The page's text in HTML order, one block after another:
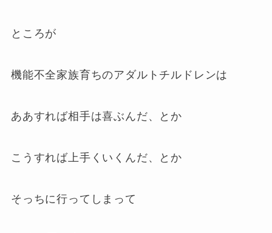
ところが
機能不全家族育ちのアダルトチルドレンは
ああすれば相手は喜ぶんだ、とか
こうすれば上手くいくんだ、とか
そっちに行ってしまって